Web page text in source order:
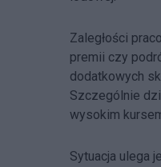
Zaległości
premii czy
dodatkowych
Szczególnie
wysokim
Sytuacja ulega